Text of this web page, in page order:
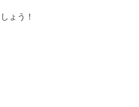
ょう！